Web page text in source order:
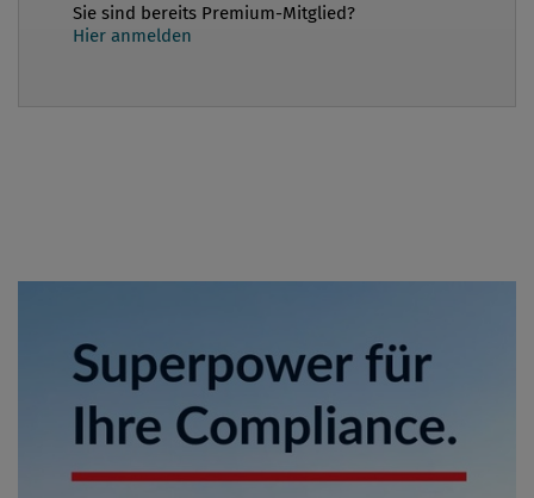
Sie sind bereits Premium-Mitglied?
Hier anmelden